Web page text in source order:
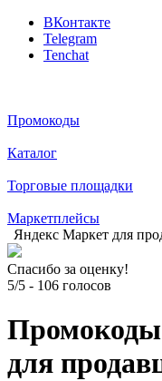
ВКонтакте
Telegram
Tenchat
Промокоды
Каталог
Торговые площадки
Маркетплейсы
Яндекс Маркет для
Спасибо за оценку!
5/5 - 106 голосов
для